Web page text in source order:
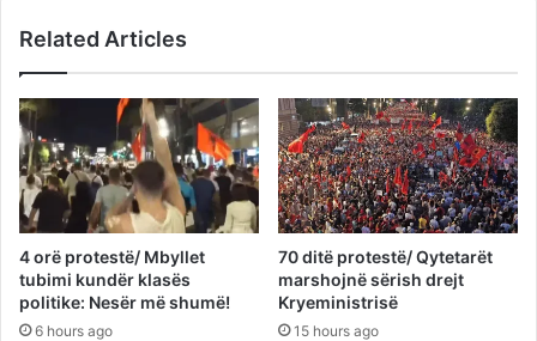
Related Articles
4 orë protestë/ Mbyllet
tubimi kundër klasës
politike: Nesër më shumë!
6 hours ago
70 ditë protestë/ Qytetarët
marshojnë sërish drejt
Kryeministrisë
15 hours ago